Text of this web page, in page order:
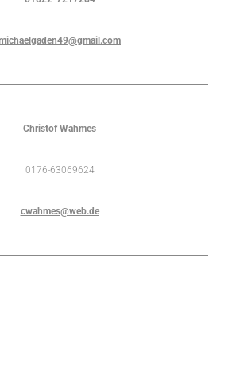
Christof Wahmes
0176-63069624
cwahmes@web.de